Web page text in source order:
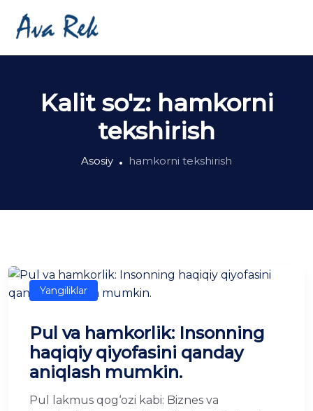
Kalit so'z: hamkorni
tekshirish
Asosiy hamkorni tekshirish
Yangiliklar
Pul va hamkorlik: Insonning
haqiqiy qiyofasini qanday
aniqlash mumkin.
Pul lakmus qog‘ozi kabi: Biznes va